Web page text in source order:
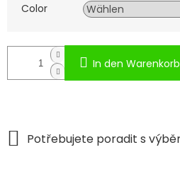
Color
In den Warenkorb